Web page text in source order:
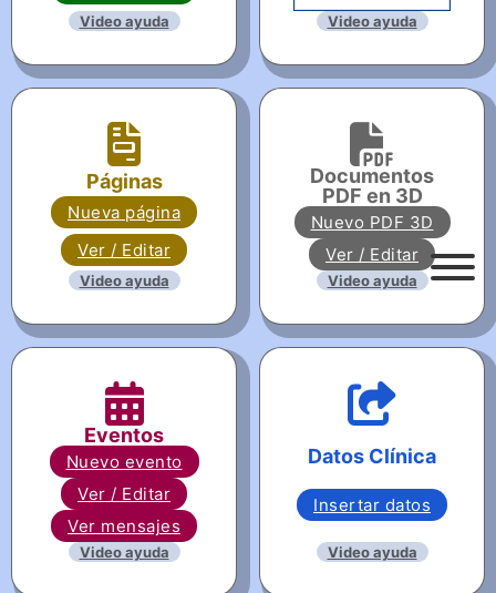
Video ayuda Video ayuda
Páginas
Nueva página
Ver / Editar
Video ayuda
Documentos
PDF en 3D
Nuevo PDF 3D
Ver / Editar
Video ayuda
Eventos
Nuevo evento
Ver / Editar
Ver mensajes
Video ayuda
Datos Clínica
Insertar datos
Video ayuda